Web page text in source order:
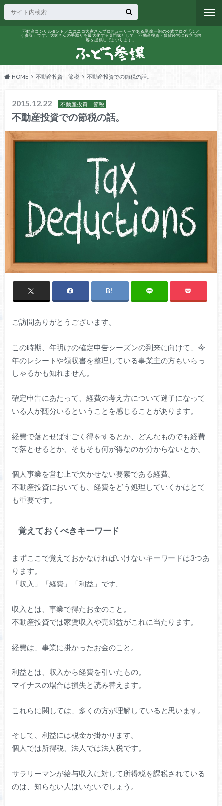
不動産コンサルタント／ニコニコ大家さんプロデューサーである星 龍一朗の公式ブログ「ふど
う参謀」です。大家さんの手取りを最大化する専門家として、不動産投資・賃貸経営に役立つ内
容を提供してまいります。
HOME 不動産投資 節税 不動産投資での節税の話。
2015.12.22 不動産投資 節税
不動産投資での節税の話。
ご訪問ありがとうございます。
この時期、年明けの確定申告シーズンの到来に向けて、今
年のレシートや領収書を整理している事業主の方もいらっ
しゃるかも知れません。
確定申告にあたって、経費の考え方について迷子になって
いる人が随分いるということを感じることがあります。
経費で落とせばすごく得をするとか、どんなものでも経費
で落とせるとか、そもそも何が得なのか分からないとか。
個人事業を営む上で欠かせない要素である経費。
不動産投資においても、経費をどう処理していくかはとて
も重要です。
覚えておくべきキーワード
まずここで覚えておかなければいけないキーワードは3つあ
ります。
「収入」「経費」「利益」です。
収入とは、事業で得たお金のこと。
不動産投資では家賃収入や売却益がこれに当たります。
経費は、事業に掛かったお金のこと。
利益とは、収入から経費を引いたもの。
マイナスの場合は損失と読み替えます。
これらに関しては、多くの方が理解していると思います。
そして、利益には税金が掛かります。
個人では所得税、法人では法人税です。
サラリーマンが給与収入に対して所得税を課税されている
のは、知らない人はいないでしょう。